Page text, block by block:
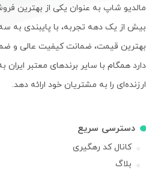
مالدیو شاپ به عنوان یکی از بهترین
بیش از یک دهه تجربه، با پایبندی به
بهترین قیمت، ضمانت کیفیت عالی و
دارد همگام با سایر برندهای معتبر ایران
ارزنده‌ای را به مشتریان خود ارائه دهد.
دسترسی سریع
کانال کد رهگیری
بلاگ